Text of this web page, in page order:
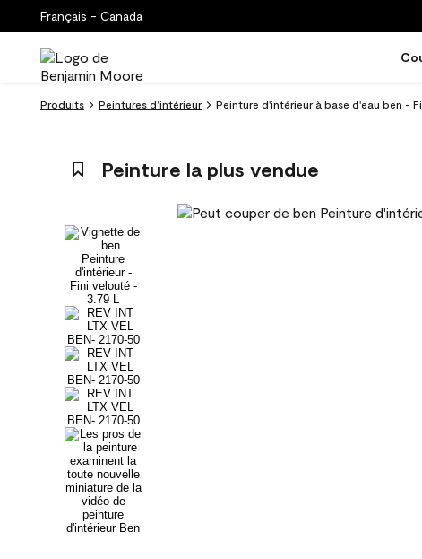
Français - Canada
Produits Peintures d’intérieur Peinture d'intérieur à base d'eau ben -
Peinture la plus vendue